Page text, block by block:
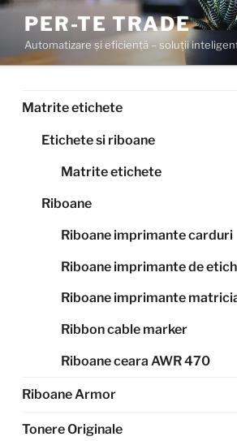
Sari
conținut
PER-TE TRADE
Automatizare și eficiență – soluții
Matrite etichete
Etichete si riboane
Matrite etichete
Riboane
Riboane imprimante carduri
Riboane imprimante de
Riboane imprimante
Ribbon cable marker
Riboane ceara AWR 470
Riboane Armor
Tonere Originale